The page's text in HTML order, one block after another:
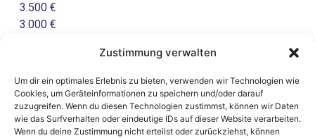
Zustimmung verwalten
Um dir ein optimales Erlebnis zu bieten, verwenden wir Technologien wie
Cookies, um Geräteinformationen zu speichern und/oder darauf
zuzugreifen. Wenn du diesen Technologien zustimmst, können wir Daten
wie das Surfverhalten oder eindeutige IDs auf dieser Website verarbeiten.
Wenn du deine Zustimmung nicht erteilst oder zurückziehst, können
3.500 €
3.000 €
3.000 €
15.000 €
2.000 €
7.000 €